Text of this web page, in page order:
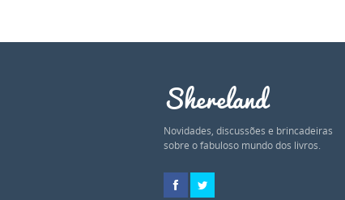
Shereland
Novidades, discussões e brincadeiras
sobre o fabuloso mundo dos livros.